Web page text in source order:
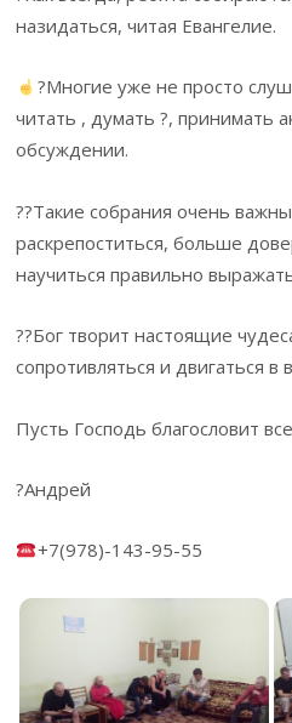
назидаться, читая Евангелие.
?Многие уже не просто
читать , думать ?, принимать
обсуждении.
??Такие собрания очень
раскрепоститься, больше
научиться правильно
??Бог творит настоящие
сопротивляться и двигаться в
Пусть Господь благословит
?Андрей
+7(978)-143-95-55